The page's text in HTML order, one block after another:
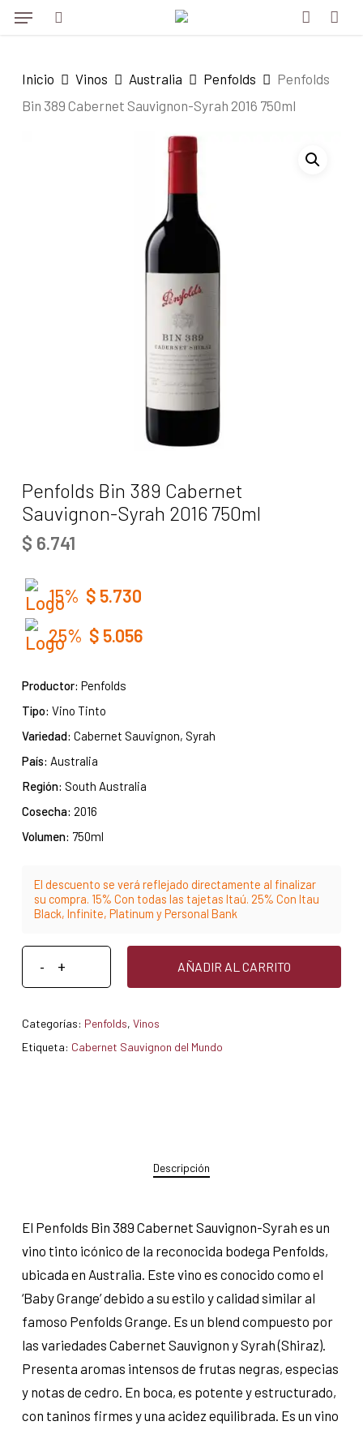
Skip
content
Menu
Inicio Vinos Australia Penfolds
Penfolds
Bin 389 Cabernet Sauvignon-Syrah 2016 750ml
Penfolds Bin 389 Cabernet
Sauvignon-Syrah 2016 750ml
$ 6.741
15% $ 5.730
25% $ 5.056
Productor: Penfolds
Tipo: Vino Tinto
Variedad: Cabernet Sauvignon, Syrah
País: Australia
Región: South Australia
Cosecha: 2016
Volumen: 750ml
El descuento se verá reflejado directamente al finalizar
su compra. 15% Con todas las tajetas Itaú. 25% Con Itau
Black, Infinite, Platinum y Personal Bank
AÑADIR AL CARRITO
Categorías: Penfolds, Vinos
Etiqueta: Cabernet Sauvignon del Mundo
Descripción
El Penfolds Bin 389 Cabernet Sauvignon-Syrah es un
vino tinto icónico de la reconocida bodega Penfolds,
ubicada en Australia. Este vino es conocido como el
‘Baby Grange’ debido a su estilo y calidad similar al
famoso Penfolds Grange. Es un blend compuesto por
las variedades Cabernet Sauvignon y Syrah (Shiraz).
Presenta aromas intensos de frutas negras, especias
y notas de cedro. En boca, es potente y estructurado,
con taninos firmes y una acidez equilibrada. Es un vino